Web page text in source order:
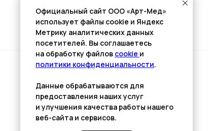
Kulibin
Розыгрыши и актуальные новости
в нашей официальной группе Вконтакте
Подписывайся
Официальный сайт ООО «Арт-Мед»
использует файлы cookie и Яндекс
Метрику аналитических данных
посетителей. Вы соглашаетесь
на обработку файлов cookie и
политики конфиденциальности.
Данные обрабатываются для
предоставления наших услуг
и улучшения качества работы нашего
веб-сайта и сервисов.